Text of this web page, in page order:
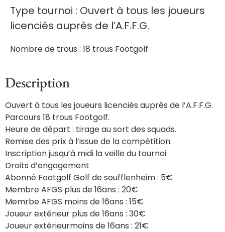
Type tournoi : Ouvert à tous les joueurs
licenciés auprès de l’A.F.F.G.
Nombre de trous : 18 trous Footgolf
Description
Ouvert à tous les joueurs licenciés auprès de l’A.F.F.G.
Parcours 18 trous Footgolf.
Heure de départ : tirage au sort des squads.
Remise des prix à l’issue de la compétition.
Inscription jusqu’à midi la veille du tournoi.
Droits d’engagement
Abonné Footgolf Golf de soufflenheim : 5€
Membre AFGS plus de 16ans : 20€
Memrbe AFGS moins de 16ans : 15€
Joueur extérieur plus de 16ans : 30€
Joueur extérieurmoins de 16ans : 21€